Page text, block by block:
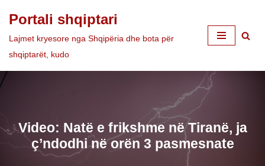
Skip
to
Portali shqiptari
Lajmet kryesore nga Shqipëria dhe bota për
shqiptarët, kudo
Video: Natë e frikshme në Tiranë, ja
ç’ndodhi në orën 3 pasmesnate